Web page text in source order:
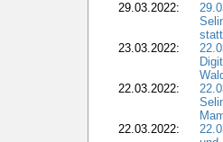
29.03.2022:
23.03.2022:
22.03.2022:
22.03.2022: